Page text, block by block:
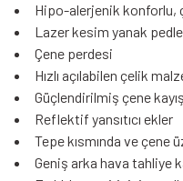
Hipo-alerjenik konforlu,
Lazer kesim yanak
Çene perdesi
Hızlı açılabilen çelik
Güçlendirilmiş çene
Reflektif yansıtıcı ekler
Tepe kısmında ve çene
Geniş arka hava tahliye